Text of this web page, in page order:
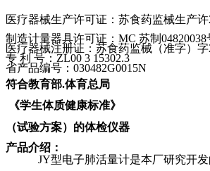
医疗器械生产许可证：苏食药监械生产许
制造计量器具许可证： MC 苏制 04820038
医疗器械注册证：苏食药监械（准字）字
专 利 号： ZL00 3 15302.3
省产品编号： 030482G0015N
符合教育部.体育总局
《学生体质健康标准》
（试验方案）的体检仪器
产品介绍：
JY型电子肺活量计是本厂研究开